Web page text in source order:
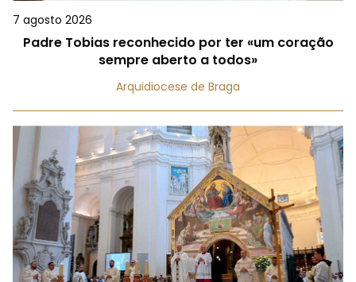
7 agosto 2026
Padre Tobias reconhecido por ter «um coração
sempre aberto a todos»
Arquidiocese de Braga